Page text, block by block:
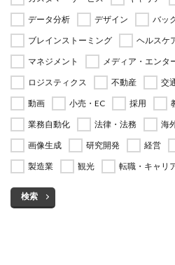
データ分析
デザイン
バッ
ブレインストーミング
ヘルスケ
マネジメント
メディア・エンタ
ロジスティクス
不動産 交
動画
小売・EC 採用
業務自動化
法律・法務 海
画像生成
研究開発 経営
製造業
観光 転職・キャリ
検索